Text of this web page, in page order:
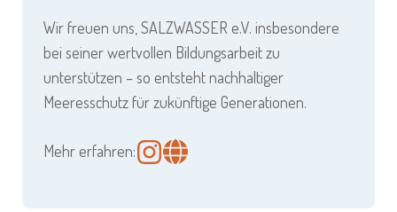
Wir freuen uns, SALZWASSER e.V. insbesondere
bei seiner wertvollen Bildungsarbeit zu
unterstützen – so entsteht nachhaltiger
Meeresschutz für zukünftige Generationen.
Mehr erfahren: